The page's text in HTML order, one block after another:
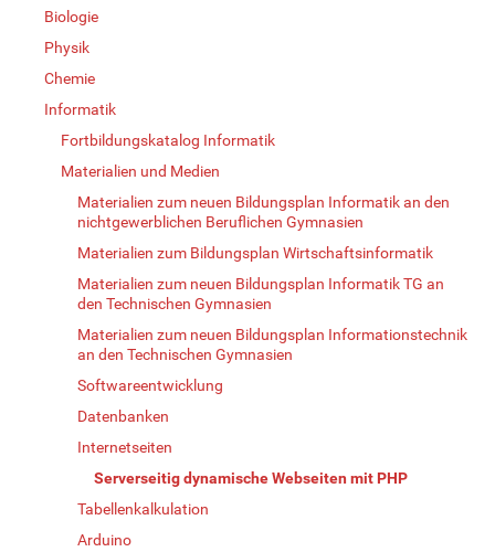
Biologie
Physik
Chemie
Informatik
Fortbildungskatalog Informatik
Materialien und Medien
Materialien zum neuen Bildungsplan Informatik an den
nichtgewerblichen Beruflichen Gymnasien
Materialien zum Bildungsplan Wirtschaftsinformatik
Materialien zum neuen Bildungsplan Informatik TG an
den Technischen Gymnasien
Materialien zum neuen Bildungsplan Informationstechnik
an den Technischen Gymnasien
Softwareentwicklung
Datenbanken
Internetseiten
Serverseitig dynamische Webseiten mit PHP
Tabellenkalkulation
Arduino